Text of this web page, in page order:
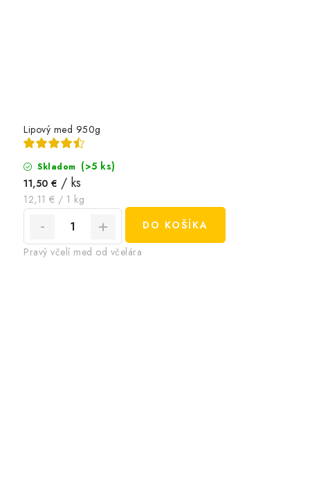
Lipový med 950g
Skladom (>5 ks)
11,50 € / ks
Jednotková
cena:
12,11 € / 1 kg
DO KOŠÍKA
Pravý včelí med od včelára